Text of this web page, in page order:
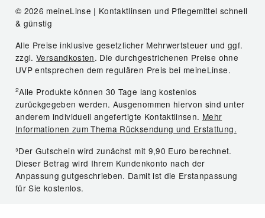
© 2026 meineLinse | Kontaktlinsen und Pflegemittel schnell
& günstig
Alle Preise inklusive gesetzlicher Mehrwertsteuer und ggf.
zzgl.Versandkosten. Die durchgestrichenen Preise ohne
UVP entsprechen dem regulären Preis bei meineLinse.
2Alle Produkte können 30 Tage lang kostenlos
zurückgegeben werden. Ausgenommen hiervon sind unter
anderem individuell angefertigte Kontaktlinsen. Mehr
Informationen zum Thema Rücksendung und Erstattung.
³Der Gutschein wird zunächst mit 9,90 Euro berechnet.
Dieser Betrag wird Ihrem Kundenkonto nach der
Anpassung gutgeschrieben. Damit ist die Erstanpassung
für Sie kostenlos.